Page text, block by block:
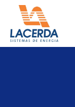
conteúdo